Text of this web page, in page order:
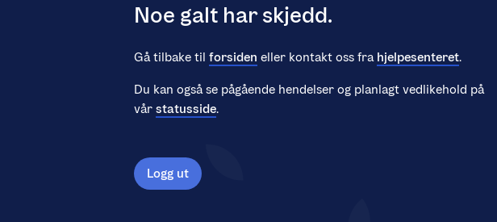
Noe galt har skjedd.
Gå tilbake til forsiden eller kontakt oss fra hjelpesenteret.
Du kan også se pågående hendelser og planlagt vedlikehold på
vår statusside.
Logg ut